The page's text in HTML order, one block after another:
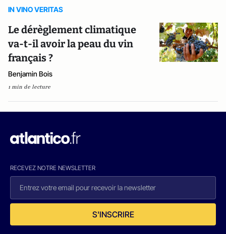
IN VINO VERITAS
Le dérèglement climatique
va-t-il avoir la peau du vin
français ?
Benjamin Bois
1 min de lecture
RECEVEZ NOTRE NEWSLETTER
S'INSCRIRE